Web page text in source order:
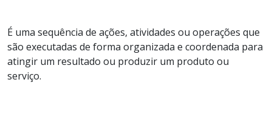
É uma sequência de ações, atividades ou operações que
são executadas de forma organizada e coordenada para
atingir um resultado ou produzir um produto ou
serviço.